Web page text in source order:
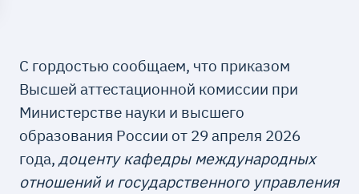
С гордостью сообщаем, что приказом
Высшей аттестационной комиссии при
Министерстве науки и высшего
образования России от 29 апреля 2026
года,доценту кафедры международных
отношений и государственного управления